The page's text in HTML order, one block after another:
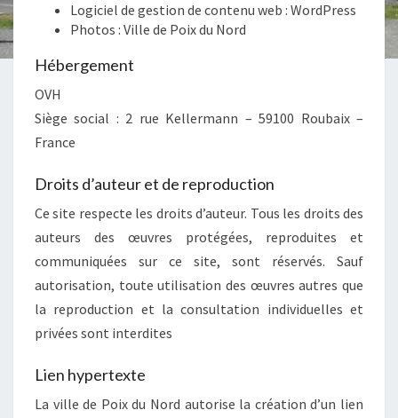
Logiciel de gestion de contenu web : WordPress
Photos : Ville de Poix du Nord
Hébergement
OVH
Siège social : 2 rue Kellermann – 59100 Roubaix –
France
Droits d’auteur et de reproduction
Ce site respecte les droits d’auteur. Tous les droits des
auteurs des œuvres protégées, reproduites et
communiquées sur ce site, sont réservés. Sauf
autorisation, toute utilisation des œuvres autres que
la reproduction et la consultation individuelles et
privées sont interdites
Lien hypertexte
La ville de Poix du Nord autorise la création d’un lien